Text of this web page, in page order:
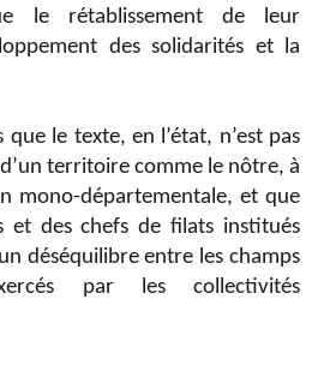
le rétablissement de leur
des solidarités et la
le texte, en l’état, n’est pas
territoire comme le nôtre, à
mono-départementale, et que
et des chefs de filats institués
déséquilibre entre les champs
par les collectivités